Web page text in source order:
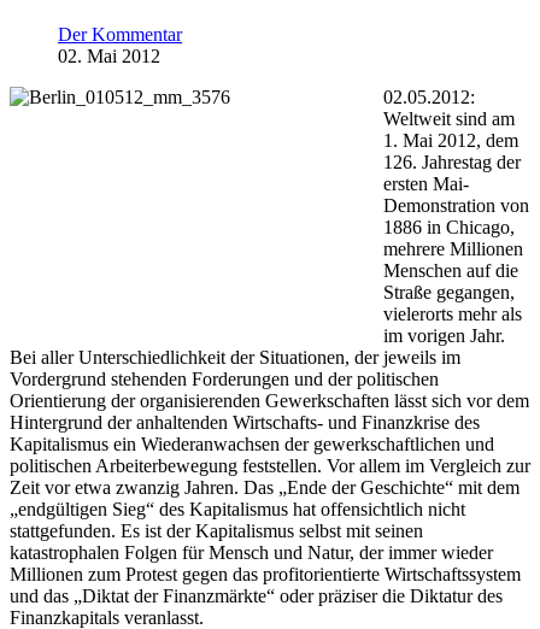
Der Kommentar
02. Mai 2012
02.05.2012:
Weltweit sind am
1. Mai 2012, dem
126. Jahrestag der
ersten Mai-
Demonstration von
1886 in Chicago,
mehrere Millionen
Menschen auf die
Straße gegangen,
vielerorts mehr als
im vorigen Jahr.
Bei aller Unterschiedlichkeit der Situationen, der jeweils im
Vordergrund stehenden Forderungen und der politischen
Orientierung der organisierenden Gewerkschaften lässt sich vor dem
Hintergrund der anhaltenden Wirtschafts- und Finanzkrise des
Kapitalismus ein Wiederanwachsen der gewerkschaftlichen und
politischen Arbeiterbewegung feststellen. Vor allem im Vergleich zur
Zeit vor etwa zwanzig Jahren. Das „Ende der Geschichte“ mit dem
„endgültigen Sieg“ des Kapitalismus hat offensichtlich nicht
stattgefunden. Es ist der Kapitalismus selbst mit seinen
katastrophalen Folgen für Mensch und Natur, der immer wieder
Millionen zum Protest gegen das profitorientierte Wirtschaftssystem
und das „Diktat der Finanzmärkte“ oder präziser die Diktatur des
Finanzkapitals veranlasst.